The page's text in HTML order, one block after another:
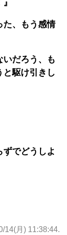
た、もう感情
だろう、も
と駆け引きし
でどうしよ
14(月) 11:38:44.